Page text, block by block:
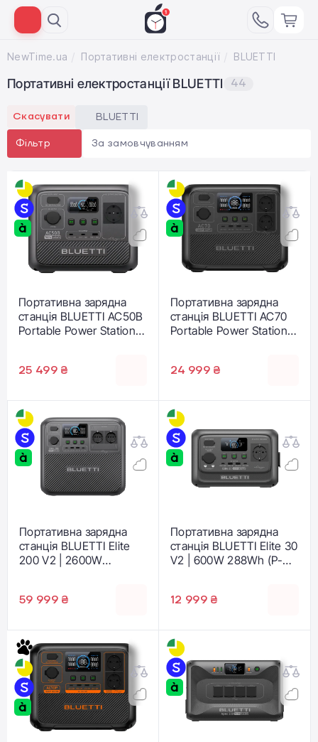
NewTime.ua Портативні електростанції BLUETTI
Портативні електростанції BLUETTI 44
Скасувати BLUETTI
Фільтр За замовчуванням
Портативна зарядна
станція BLUETTI AC50B
Portable Power Station |
25 499 ₴
Портативна зарядна
станція BLUETTI AC70
Portable Power Station |
24 999 ₴
Портативна зарядна
станція BLUETTI Elite
200 V2 | 2600W
59 999 ₴
Портативна зарядна
станція BLUETTI Elite 30
V2 | 600W 288Wh (P-
12 999 ₴